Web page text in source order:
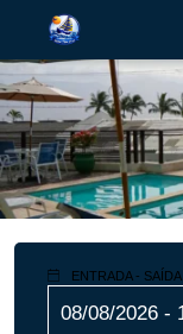
ENTRADA - SAÍDA